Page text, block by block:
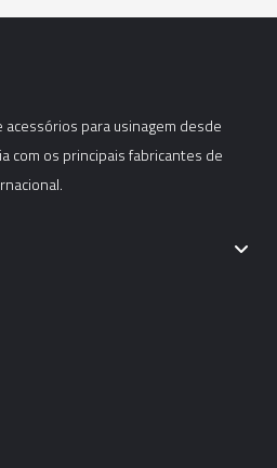
para usinagem desde
com os principais fabricantes de